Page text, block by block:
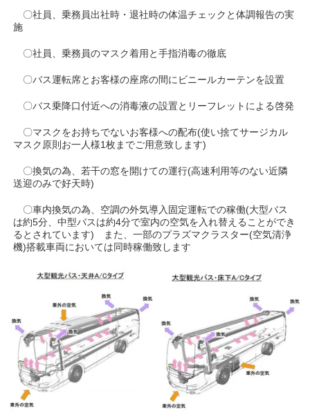
〇社員、乗務員出社時・退社時の体温チェックと体調報告の実
施
〇社員、乗務員のマスク着用と手指消毒の徹底
〇バス運転席とお客様の座席の間にビニールカーテンを設置
〇バス乗降口付近への消毒液の設置とリーフレットによる啓発
〇マスクをお持ちでないお客様への配布(使い捨てサージカル
マスク原則お一人様1枚までご用意致します)
〇換気の為、若干の窓を開けての運行(高速利用等のない近隣
送迎のみで好天時)
〇車内換気の為、空調の外気導入固定運転での稼働(大型バス
は約5分、中型バスは約4分で室内の空気を入れ替えることができ
るとされています) また、一部のプラズマクラスター(空気清浄
機)搭載車両においては同時稼働致します